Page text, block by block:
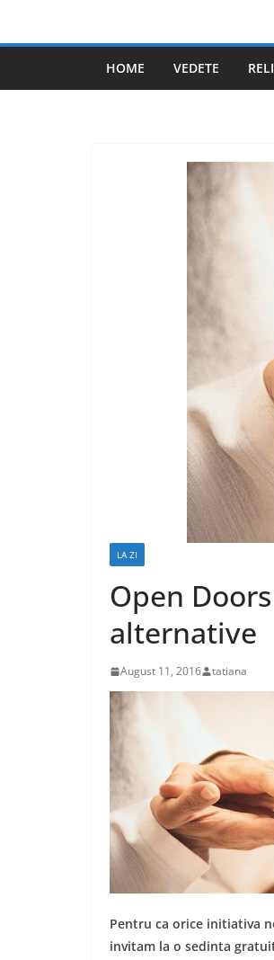
HOME VEDETE
LA ZI
Open
alternative
August 11, 2016 tatiana
Pentru ca orice initiativa
invitam la o sedinta